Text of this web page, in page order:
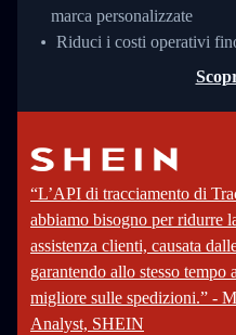
marca personalizzate
Riduci i costi operativi
“L’API di tracciamento di
abbiamo bisogno per ridurre
assistenza clienti, causata
garantendo allo stesso
migliore sulle spedizioni.” -
Analyst, SHEIN